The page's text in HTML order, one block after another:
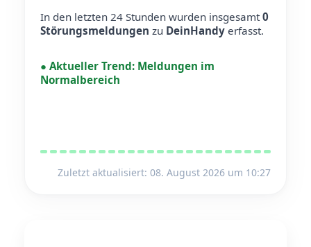
In den letzten 24 Stunden wurden insgesamt0
Störungsmeldungen zu DeinHandy erfasst.
● Aktueller Trend: Meldungen im
Normalbereich
Zuletzt aktualisiert: 08. August 2026 um 10:27